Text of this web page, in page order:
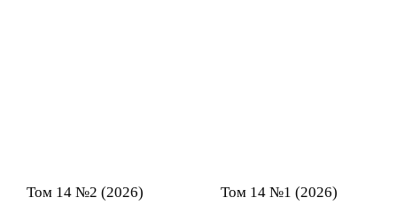
Том 14 №2 (2026) Том 14 №1 (2026)